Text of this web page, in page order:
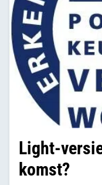
Light-
komst?